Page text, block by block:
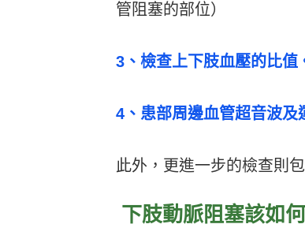
管阻塞的部位）
3、檢查上下肢血壓的比值
4、患部周邊血管超音波及
此外，更進一步的檢查則
下肢動脈阻塞該如